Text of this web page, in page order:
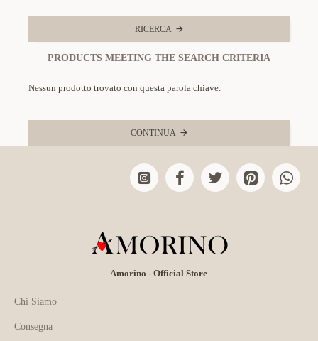
RICERCA
PRODUCTS MEETING THE SEARCH CRITERIA
Nessun prodotto trovato con questa parola chiave.
CONTINUA
Amorino - Official Store
Chi Siamo
Consegna